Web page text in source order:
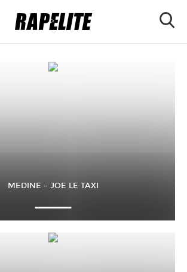
MEDINE – JOE LE TAXI